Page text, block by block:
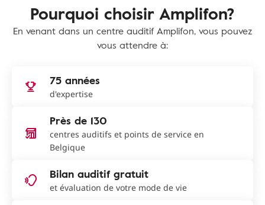
Pourquoi choisir Amplifon?
En venant dans un centre auditif Amplifon, vous pouvez
vous attendre à:
75 années
d'expertise
Près de 130
centres auditifs et points de service en
Belgique
Bilan auditif gratuit
et évaluation de votre mode de vie